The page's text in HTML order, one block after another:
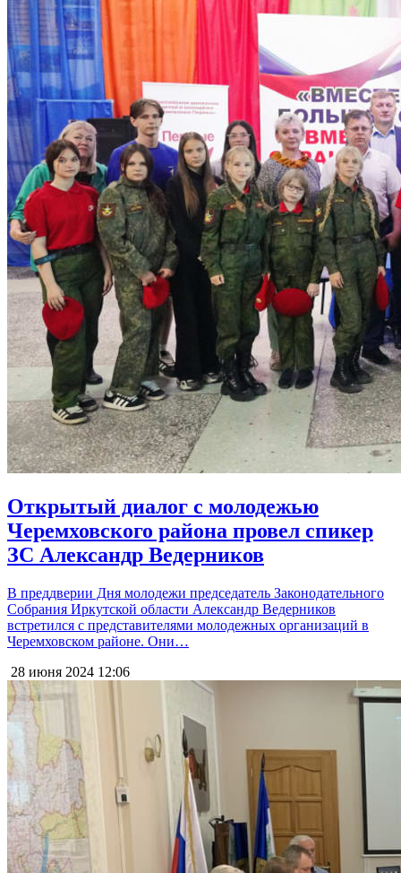
Открытый диалог с молодежью
Черемховского района провел спикер
ЗС Александр Ведерников
В преддверии Дня молодежи председатель Законодательного
Собрания Иркутской области Александр Ведерников
встретился с представителями молодежных организаций в
Черемховском районе. Они…
28 июня 2024 12:06